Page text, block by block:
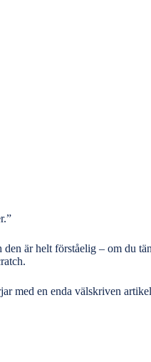
är helt förståelig – om du
med en enda välskriven